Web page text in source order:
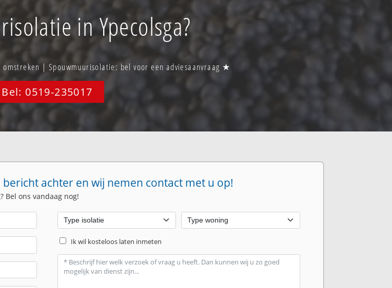
in Ypecolsga?
| Spouwmuurisolatie: bel voor een adviesaanvraag ★
Bel: 0519-235017
achter en wij nemen contact met u op!
Bel ons vandaag nog!
Ik wil kosteloos laten inmeten